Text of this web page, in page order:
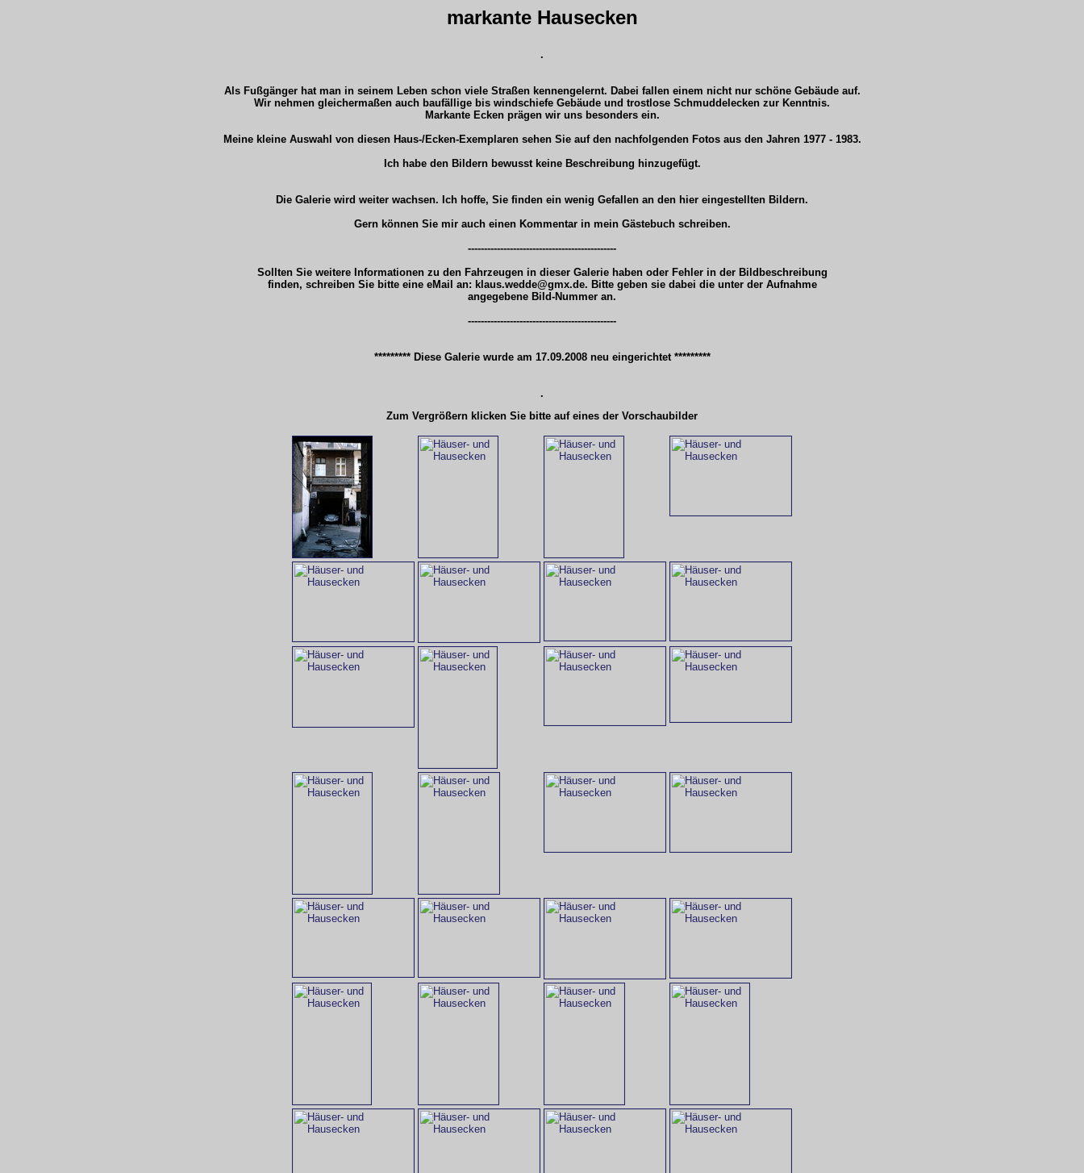
markante Hausecken
.
Als Fußgänger hat man in seinem Leben schon viele Straßen kennengelernt. Dabei fallen einem nicht nur schöne Gebäude auf.
Wir nehmen gleichermaßen auch baufällige bis windschiefe Gebäude und trostlose Schmuddelecken zur Kenntnis.
Markante Ecken prägen wir uns besonders ein.
Meine kleine Auswahl von diesen Haus-/Ecken-Exemplaren sehen Sie auf den nachfolgenden Fotos aus den Jahren 1977 - 1983.
Ich habe den Bildern bewusst keine Beschreibung hinzugefügt.
Die Galerie wird weiter wachsen. Ich hoffe, Sie finden ein wenig Gefallen an den hier eingestellten Bildern.
Gern können Sie mir auch einen Kommentar in mein Gästebuch schreiben.
----------------------------------------------
Sollten Sie weitere Informationen zu den Fahrzeugen in dieser Galerie haben oder Fehler in der Bildbeschreibung
finden, schreiben Sie bitte eine eMail an: klaus.wedde@gmx.de. Bitte geben sie dabei die unter der Aufnahme
angegebene Bild-Nummer an.
----------------------------------------------
********* Diese Galerie wurde am 17.09.2008 neu eingerichtet *********
.
Zum Vergrößern klicken Sie bitte auf eines der Vorschaubilder